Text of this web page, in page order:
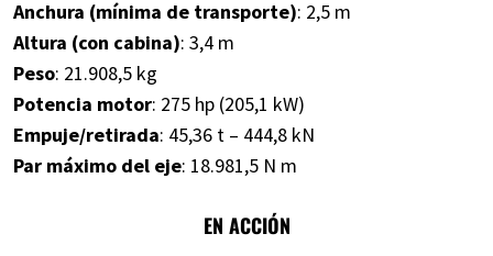
Anchura (mínima de transporte): 2,5 m
Altura (con cabina): 3,4 m
Peso: 21.908,5 kg
Potencia motor: 275 hp (205,1 kW)
Empuje/retirada: 45,36 t – 444,8 kN
Par máximo del eje: 18.981,5 N m
EN ACCIÓN